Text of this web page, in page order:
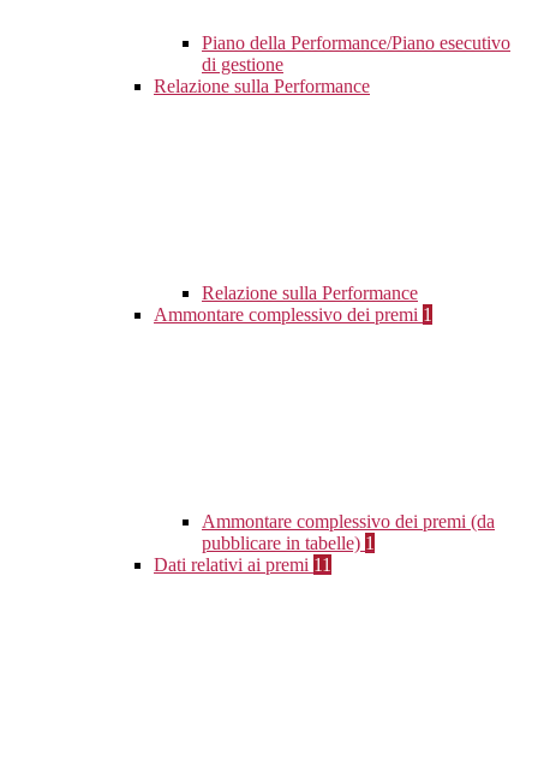
Piano della Performance/Piano esecutivo
di gestione
Relazione sulla Performance
Relazione sulla Performance
Ammontare complessivo dei premi 1
Ammontare complessivo dei premi (da
pubblicare in tabelle) 1
Dati relativi ai premi 11